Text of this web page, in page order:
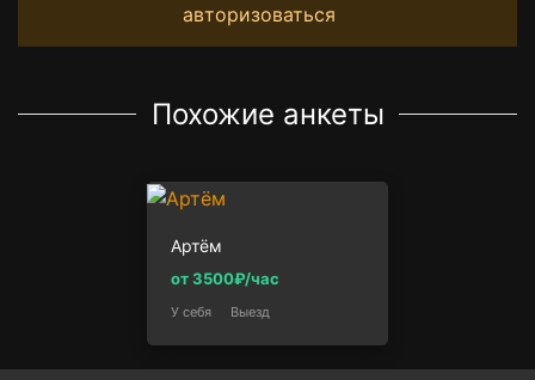
авторизоваться
Похожие анкеты
Артём
от 3500₽/час
У себя Выезд